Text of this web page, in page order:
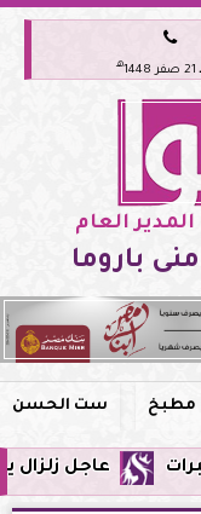

21 صفر 1448 هـ
المدير العام
منى باروما
مطبخ ست الحسن
عاجل زلزال يشعر به سكان مصر فجر